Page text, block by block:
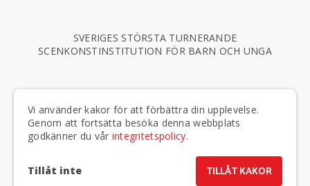
SVERIGES STÖRSTA TURNERANDE
SCENKONSTINSTITUTION FÖR BARN OCH UNGA
020-50 40 75 E-POST info@regionteatervast.se
BESÖKSADRESSER & PERSONAL »
Vi använder kakor för att förbättra din upplevelse.
Genom att fortsätta besöka denna webbplats
godkänner du vår integritetspolicy.
Tillåt inte TILLÅT KAKOR